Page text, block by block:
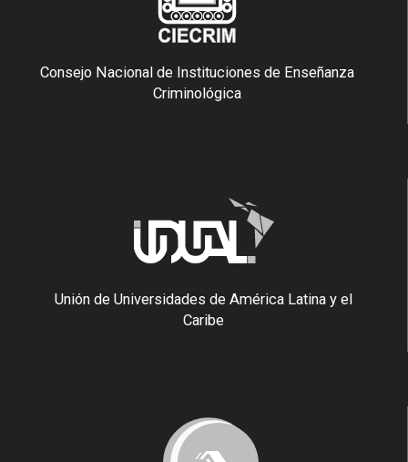
Consejo Nacional de Instituciones de Enseñanza
Criminológica
Unión de Universidades de América Latina y el
Caribe